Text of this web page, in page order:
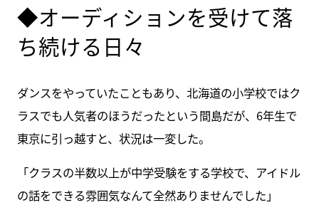
◆オーディションを受けて落
ち続ける日々
ダンスをやっていたこともあり、北海道の小学校ではク
ラスでも人気者のほうだったという間島だが、6年生で
東京に引っ越すと、状況は一変した。
「クラスの半数以上が中学受験をする学校で、アイドル
の話をできる雰囲気なんて全然ありませんでした」